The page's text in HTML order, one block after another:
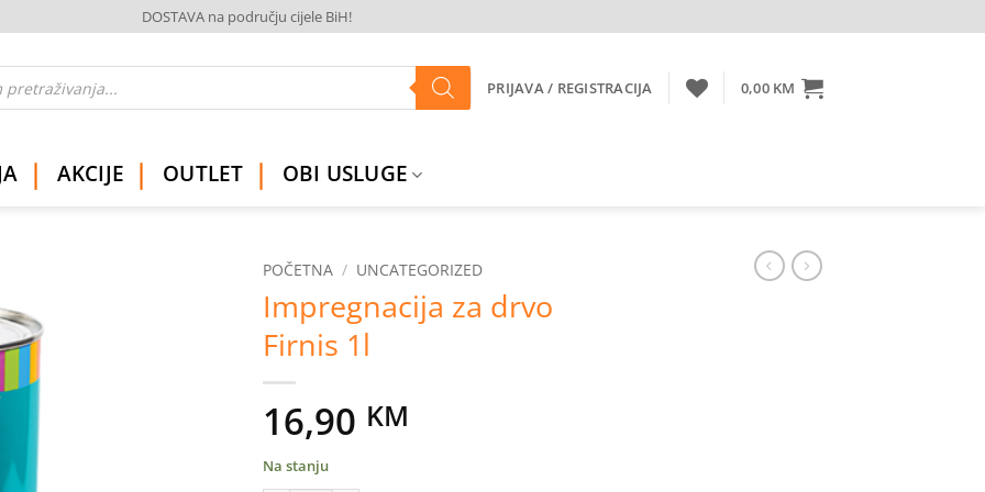
DOSTAVA na području cijele BiH!
PRIJAVA / REGISTRACIJA 0,00 KM
AKCIJE OUTLET OBI USLUGE
POČETNA / UNCATEGORIZED
Impregnacija za drvo
Firnis 1l
16,90 KM
Na stanju